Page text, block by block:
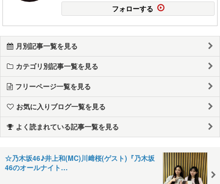
フォローする
月別記事一覧を見る
カテゴリ別記事一覧を見る
フリーページ一覧を見る
お気に入りブログ一覧を見る
よく読まれている記事一覧を見る
☆乃木坂46♪井上和(MC)川﨑桜(ゲスト)『乃木坂
46のオールナイト…